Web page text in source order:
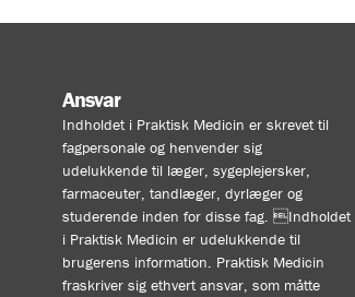
Ansvar
Indholdet i Praktisk Medicin er skrevet til
fagpersonale og henvender sig
udelukkende til læger, sygeplejersker,
farmaceuter, tandlæger, dyrlæger og
studerende inden for disse fag. Indholdet
i Praktisk Medicin er udelukkende til
brugerens information. Praktisk Medicin
fraskriver sig ethvert ansvar, som måtte